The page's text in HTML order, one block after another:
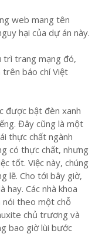
web mang tên
hại của dự án này.
trì trang mạng đó,
báo chí Việt
được bật đèn xanh
Đây cũng là một
thực chất ngành
có thực chất, nhưng
tốt. Việc này, chúng
lẽ. Cho tới bây giờ,
Các nhà khoa
theo một chỗ
chủ trương và
bao giờ lùi bước